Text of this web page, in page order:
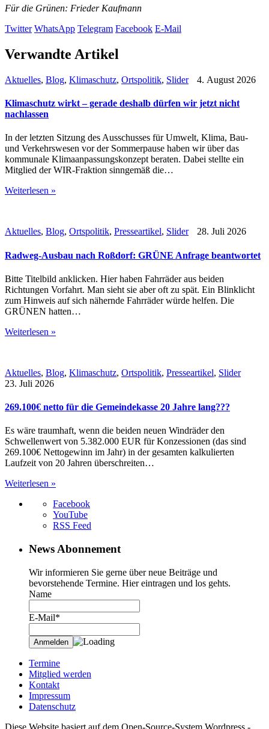
Für die Grünen: Frieder Kaufmann
Twitter WhatsApp Telegram Facebook E-Mail
Verwandte Artikel
Aktuelles, Blog, Klimaschutz, Ortspolitik, Slider 4. August 2026
Klimaschutz wirkt – gerade deshalb dürfen wir jetzt nicht
nachlassen
In der letzten Sitzung des Ausschusses für Umwelt, Klima, Bau-
und Verkehrswesen vor der Sommerpause haben wir über das
kommunale Klimaanpassungskonzept beraten. Dabei stellte ein
Mitglied der WIR-Fraktion sinngemäß die…
Weiterlesen »
Aktuelles, Blog, Ortspolitik, Presseartikel, Slider 28. Juli 2026
Radweg-Ausbau nach Roßdorf: GRÜNE Anfrage beantwortet
Bitte Titelbild anklicken. Hier haben Fahrräder aus beiden
Richtungen Vorfahrt. Man sieht sie aber oft zu spät. Ein Blinklicht
zum Hinweis auf sich nähernde Fahrräder würde helfen. Die
GRÜNEN hatten…
Weiterlesen »
Aktuelles, Blog, Klimaschutz, Ortspolitik, Presseartikel, Slider
23. Juli 2026
269.100€ netto für die Gemeindekasse 20 Jahre lang???
Es wäre traumhaft, wenn die beiden neuen Windräder den
Schwellenwert von 5.382.000 EUR für Konzessionen (das sind
269.100€ Nettogewinn im Jahr) in der gesamten kalkulierten
Laufzeit von 20 Jahren überschreiten…
Weiterlesen »
Facebook
YouTube
RSS Feed
News Abonnement
Wir informieren Sie gerne über neue Beiträge und
bevorstehende Termine. Hier eintragen und los gehts.
Name
E-Mail*
Termine
Mitglied werden
Kontakt
Impressum
Datenschutz
Diese Website basiert auf dem Open-Source-System Wordpress -